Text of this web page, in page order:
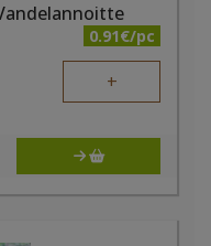
0.91€/pc
+